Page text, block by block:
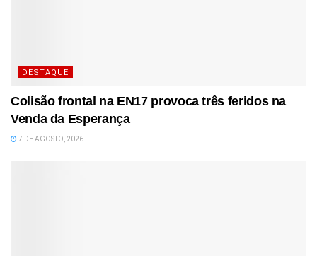
DESTAQUE
Colisão frontal na EN17 provoca três feridos na
Venda da Esperança
7 DE AGOSTO, 2026